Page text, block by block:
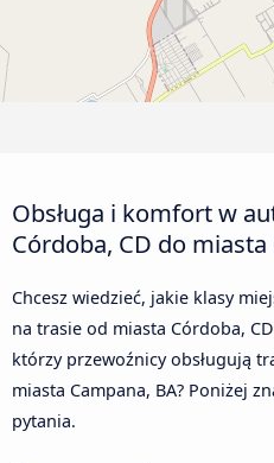
Obsługa i komfort w
Córdoba, CD do miasta
Chcesz wiedzieć, jakie klasy
na trasie od miasta Córdoba,
którzy przewoźnicy obsługują
miasta Campana, BA? Poniżej
pytania.